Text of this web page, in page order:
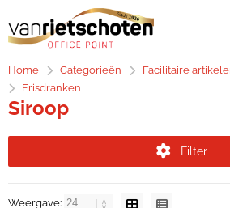
Home Categorieën Facilitaire
Frisdranken
Siroop
Filter
Weergave: